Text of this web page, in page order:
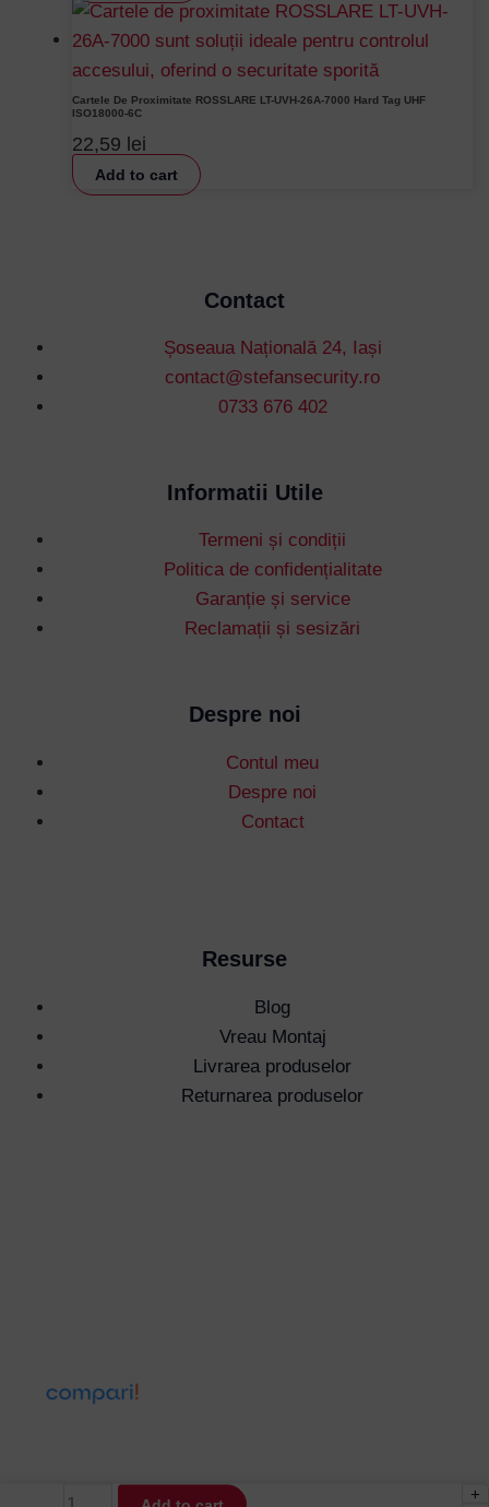
Cartele De Proximitate ROSSLARE LT-UVH-26A-7000 Hard Tag UHF
ISO18000-6C
22,59 lei
Add to cart
Contact
Șoseaua Națională 24, Iași
contact@stefansecurity.ro
0733 676 402
Informatii Utile
Termeni și condiții
Politica de confidențialitate
Garanție și service
Reclamații și sesizări
Despre noi
Contul meu
Despre noi
Contact
Resurse
Blog
Vreau Montaj
Livrarea produselor
Returnarea produselor
Suport
+